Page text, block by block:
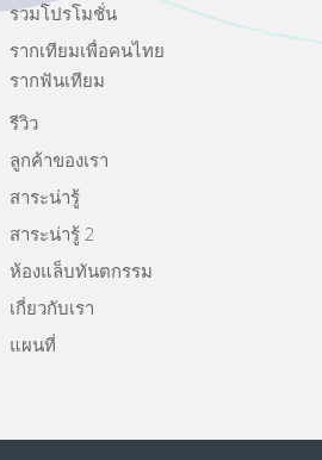
รวมโปรโมชั่น
รากเทียมเพื่อคนไทย
รากฟันเทียม
รีวิว
ลูกค้าของเรา
สาระน่ารู้
สาระน่ารู้ 2
ห้องแล็บทันตกรรม
เกี่ยวกับเรา
แผนที่